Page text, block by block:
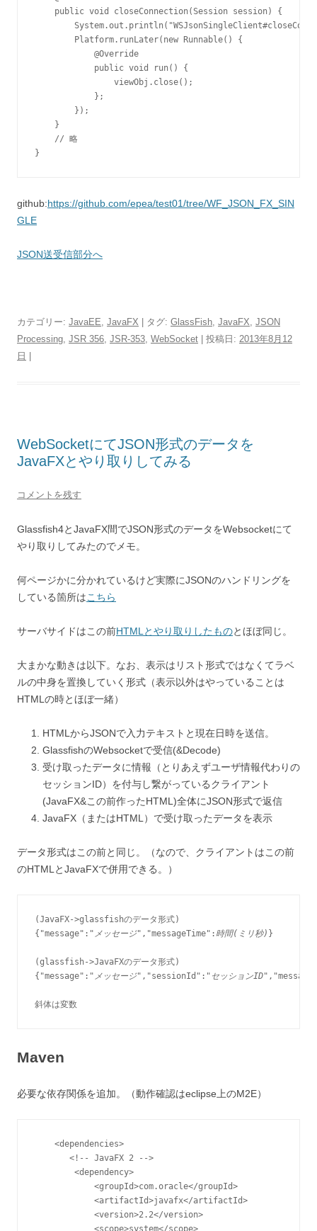
public void closeConnection(Session session) {
Platform.runLater(new Runnable() {
@Override
public void run() {
viewObj.close();
};
});
}
    // 略
}
github:https://github.com/epea/test01/tree/WF_JSON_FX_SIN
GLE
JSON送受信部分へ
カテゴリー: JavaEE JavaFX | タグ: GlassFish JavaFX JSON
Processing JSR 356 JSR-353 WebSocket | 投稿日: 2013年8月12
日 |
WebSocketにてJSON形式のデータを
JavaFXとやり取りしてみる
コメントを残す
Glassfish4とJavaFX間でJSON形式のデータをWebsocketにて
やり取りしてみたのでメモ。
何ページかに分かれているけど実際にJSONのハンドリングを
している箇所はこちら
サーバサイドはこの前HTMLとやり取りしたものとほぼ同じ。
大まかな動きは以下。なお、表示はリスト形式ではなくてラベ
ルの中身を置換していく形式（表示以外はやっていることは
HTMLの時とほぼ一緒）
HTMLからJSONで入力テキストと現在日時を送信。
GlassfishのWebsocketで受信(&Decode)
受け取ったデータに情報（とりあえずユーザ情報代わりの
セッションID）を付与し繋がっているクライアント
(JavaFX&この前作ったHTML)全体にJSON形式で返信
JavaFX（またはHTML）で受け取ったデータを表示
データ形式はこの前と同じ。（なので、クライアントはこの前
のHTMLとJavaFXで併用できる。）
(JavaFX->glassfishのデータ形式)
{"message": "メッセージ" ,"messageTime": 時間(ミリ秒) }
(glassfish->JavaFXのデータ形式)
{"message":" メッセージ","sessionId":" セッションID
斜体は変数
Maven
必要な依存関係を追加。（動作確認はeclipse上のM2E）
    <dependencies>
<!-- JavaFX 2 -->
<dependency>
<groupId>com.oracle</groupId>
<artifactId>javafx</artifactId>
<version>2.2</version>
<scope>system</scope>